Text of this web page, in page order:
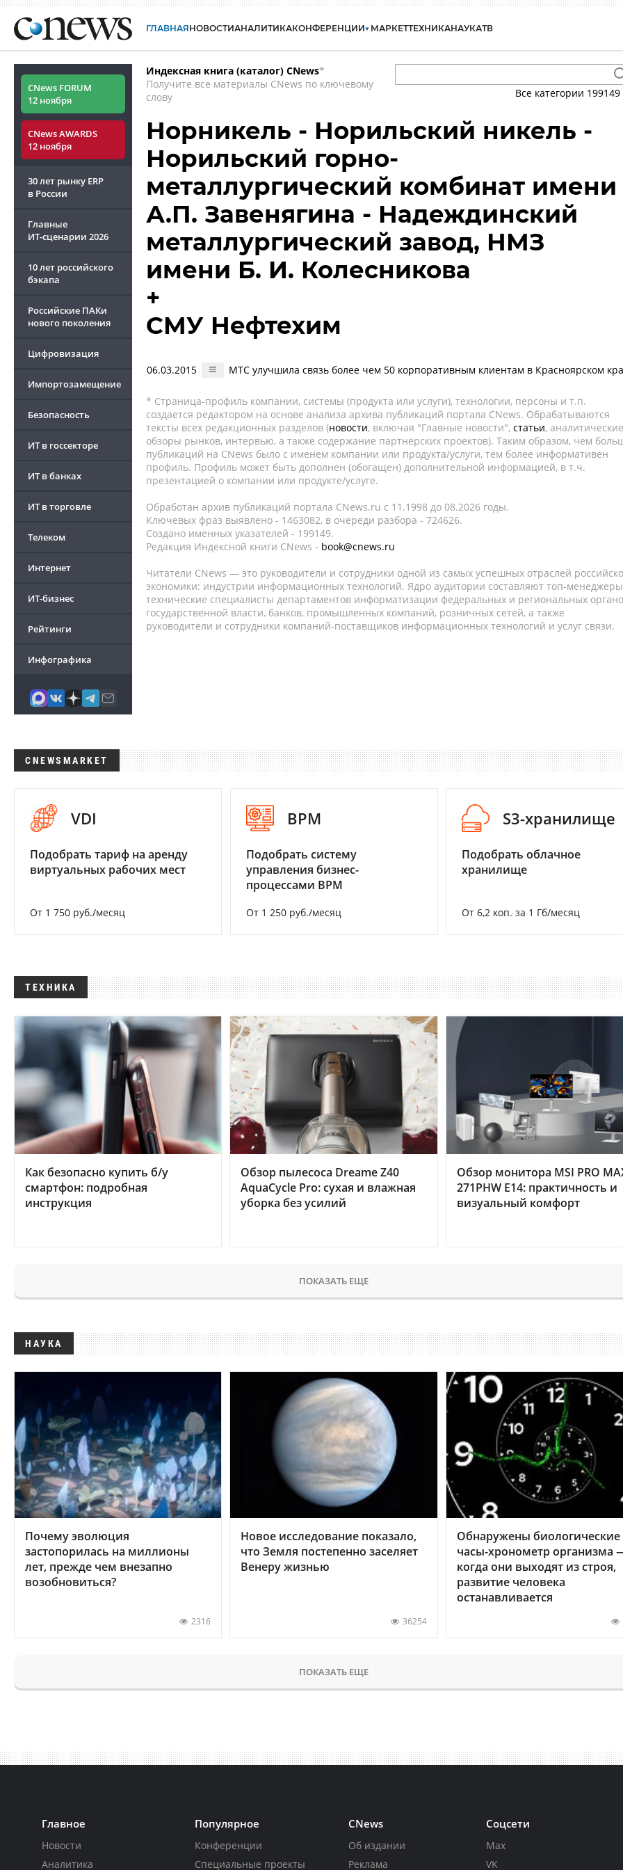
ГЛАВНАЯНОВОСТИАНАЛИТИКАКОНФЕРЕНЦИИ МАРКЕТТЕХНИКАНАУКАТВ
CNews FORUM
12 ноября
CNews AWARDS
12 ноября
30 лет рынку ERP
в России
Главные
ИТ-сценарии 2026
10 лет российского
бэкапа
Российские ПАКи
нового поколения
Цифровизация
Импортозамещение
Безопасность
ИТ в госсекторе
ИТ в банках
ИТ в торговле
Телеком
Интернет
ИТ-бизнес
Рейтинги
Инфографика
Индексная книга (каталог) CNews*
Получите все материалы CNews по ключевому
слову
Все категории 199149
Норникель - Норильский никель -
Норильский горно-
металлургический комбинат имени
А.П. Завенягина - Надеждинский
металлургический завод, НМЗ
имени Б. И. Колесникова
+
СМУ Нефтехим
06.03.2015 МТС улучшила связь более чем 50 корпоративным клиентам в Красноярском
* Страница-профиль компании, системы (продукта или услуги), технологии, персоны и т.п.
создается редактором на основе анализа архива публикаций портала CNews. Обрабатываются
тексты всех редакционных разделов (новости, включая "Главные новости", статьи, аналитические
обзоры рынков, интервью, а также содержание партнёрских проектов). Таким образом, чем
публикаций на CNews было с именем компании или продукта/услуги, тем более информативен
профиль. Профиль может быть дополнен (обогащен) дополнительной информацией, в т.ч.
презентацией о компании или продукте/услуге.
Обработан архив публикаций портала CNews.ru c 11.1998 до 08.2026 годы.
Ключевых фраз выявлено - 1463082, в очереди разбора - 724626.
Создано именных указателей - 199149.
Редакция Индексной книги CNews - book@cnews.ru
Читатели CNews — это руководители и сотрудники одной из самых успешных отраслей
экономики: индустрии информационных технологий. Ядро аудитории составляют топ-
технические специалисты департаментов информатизации федеральных и региональных
государственной власти, банков, промышленных компаний, розничных сетей, а также
руководители и сотрудники компаний-поставщиков информационных технологий и услуг связи.
CNEWSMARKET
VDI
Подобрать тариф на аренду
виртуальных рабочих мест
От 1 750 руб./месяц
BPM
Подобрать систему
управления бизнес-
процессами BPM
От 1 250 руб./месяц
S3-хранилище
Подобрать облачное
хранилище
От 6,2 коп. за 1 Гб/месяц
ТЕХНИКА
Как безопасно купить б/у
смартфон: подробная
инструкция
Обзор пылесоса Dreame Z40
AquaCycle Pro: сухая и влажная
уборка без усилий
Обзор монитора MSI PRO
271PHW E14: практичность и
визуальный комфорт
ПОКАЗАТЬ ЕЩЕ
НАУКА
Почему эволюция
застопорилась на миллионы
лет, прежде чем внезапно
возобновиться?
2316
Новое исследование показало,
что Земля постепенно заселяет
Венеру жизнью
36254
Обнаружены биологические
часы-хронометр организма
когда они выходят из строя,
развитие человека
останавливается
ПОКАЗАТЬ ЕЩЕ
Главное
Новости
Аналитика
Популярное
Конференции
Специальные проекты
CNews
Об издании
Реклама
Соцсети
Max
VK